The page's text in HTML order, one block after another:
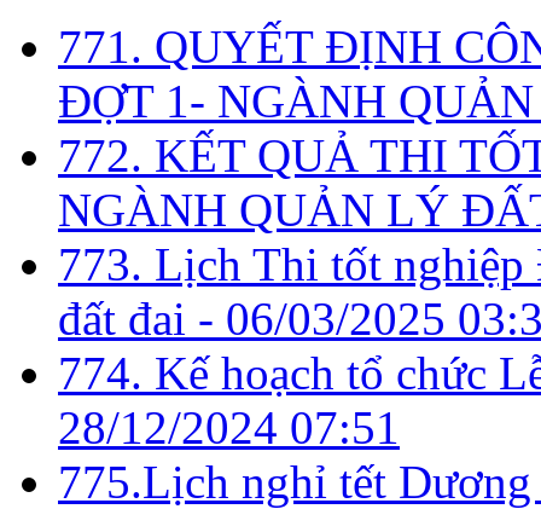
771. QUYẾT ĐỊNH
ĐỢT 1- NGÀNH
772. KẾT QUẢ THI
NGÀNH QUẢN LÝ
773. Lịch Thi tốt
đất đai - 06/03/2025
774. Kế hoạch tổ chức
28/12/2024 07:51
775.Lịch nghỉ tết